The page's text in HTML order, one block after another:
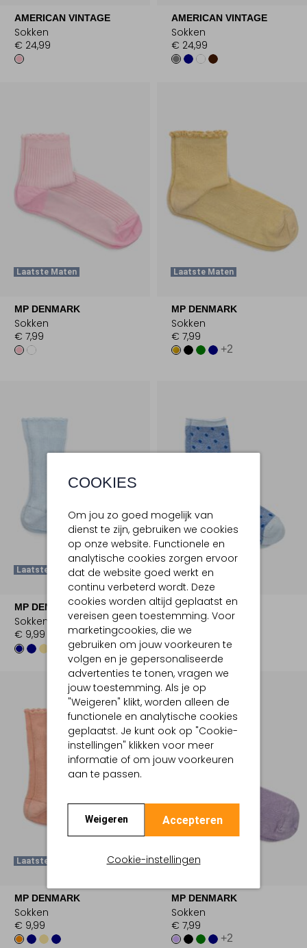
COOKIES
Om jou zo goed mogelijk van
dienst te zijn, gebruiken we cookies
op onze website. Functionele en
analytische cookies zorgen ervoor
dat de website goed werkt en
continu verbeterd wordt. Deze
cookies worden altijd geplaatst en
vereisen geen toestemming. Voor
marketingcookies, die we
gebruiken om jouw voorkeuren te
volgen en je gepersonaliseerde
advertenties te tonen, vragen we
jouw toestemming. Als je op
"Weigeren" klikt, worden alleen de
functionele en analytische cookies
geplaatst. Je kunt ook op "Cookie-
instellingen" klikken voor meer
informatie of om jouw voorkeuren
aan te passen.
Weigeren Accepteren
Cookie-instellingen
AMERICAN VINTAGE
Sokken
€ 24,99
AMERICAN VINTAGE
Sokken
€ 24,99
Laatste Maten
MP DENMARK
Sokken
€ 7,99
Laatste Maten
MP DENMARK
Sokken
€ 7,99
+2
Laatste Maten
MP DENMARK
Sokken
€ 9,99
Laatste Maten
MP DENMARK
Sokken
€ 9,99
Laatste Maten
MP DENMARK
Sokken
€ 9,99
Laatste Maten
MP DENMARK
Sokken
€ 7,99
+2